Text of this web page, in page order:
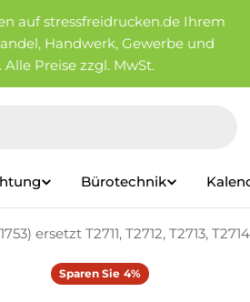
auf stressfreidrucken.de Ihrem
Handwerk, Gewerbe und
Preise zzgl. MwSt.
Bürotechnik
ersetzt T2711, T2712, T2713, T2714
Sparen Sie 4%